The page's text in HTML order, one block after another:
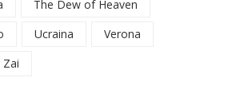
The Dew of Heaven
Ucraina
Verona
Zai